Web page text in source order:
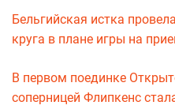
Бельгийская истка
круга в плане игры на
В первом поединке
соперницей Флипкенс